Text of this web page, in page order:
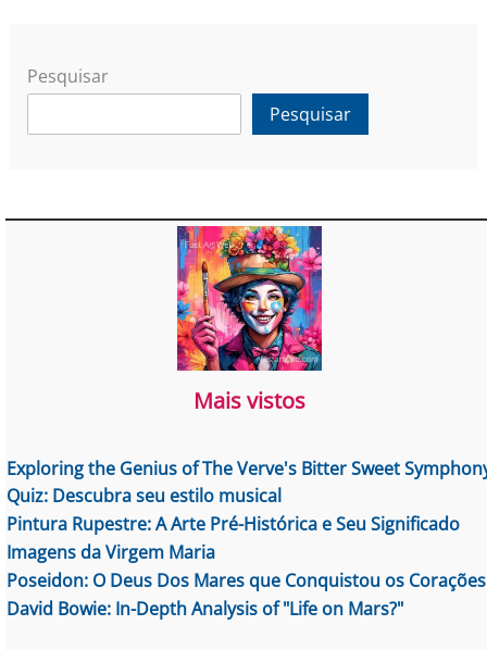
Pesquisar
Pesquisar
Mais vistos
Exploring the Genius of The Verve's Bitter Sweet
Quiz: Descubra seu estilo musical
Pintura Rupestre: A Arte Pré-Histórica e Seu Significado
Imagens da Virgem Maria
Poseidon: O Deus Dos Mares que Conquistou os Corações
David Bowie: In-Depth Analysis of "Life on Mars?"